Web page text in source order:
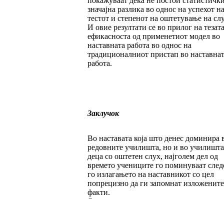
значајна разлика во однос на успехот на
тестот и сте­пе­нот на оштетување на
И овие резултати се во прилог на
ефи­касноста од приме­не­тиот модел во
наставната работа во однос на
традиционалниот пристап во
работа.
Заклучок
Во наставата која што денес доминира
ре­дов­­ни­те училишта, но и во
деца со ош­тетен слух, најголем дел од
времето уче­ни­ци­те го поминуваат
го излагањето на наставникот со цел
попрецизно да ги запом­нат из­ложените
факти.